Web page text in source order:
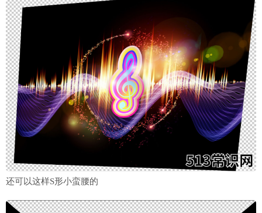
还可以这样S形小蛮腰的